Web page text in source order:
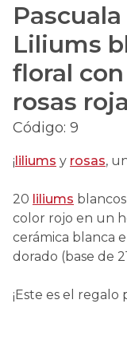
Liliums
floral
rosas
Código: 9
¡liliums y rosas,
20 liliums
color rojo en un
cerámica blanca
dorado (base de
¡Este es el